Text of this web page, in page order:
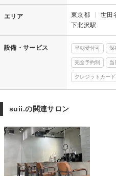
エリア 東京都 世田
下北沢駅
設備・サービス 早朝受付可 深
完全予約制 当
クレジットカー
suii.の関連サロン